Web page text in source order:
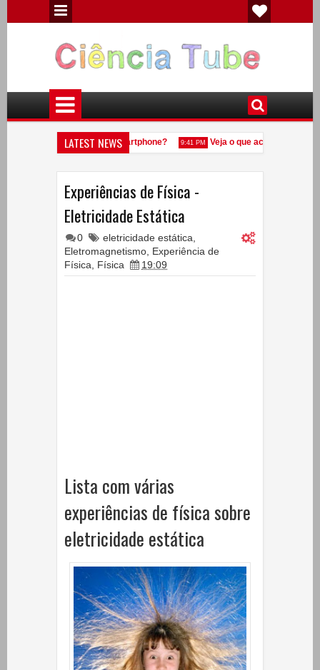
LATEST NEWS
diferentes existem no smartphone? 9:41 PM
Veja o que acontece com
Experiências de Física -
Eletricidade Estática
0 eletricidade estática,
Eletromagnetismo, Experiência de
Física, Física 19:09
Lista com várias
experiências de física sobre
eletricidade estática